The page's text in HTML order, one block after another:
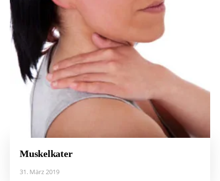
Muskelkater
31. März 2019